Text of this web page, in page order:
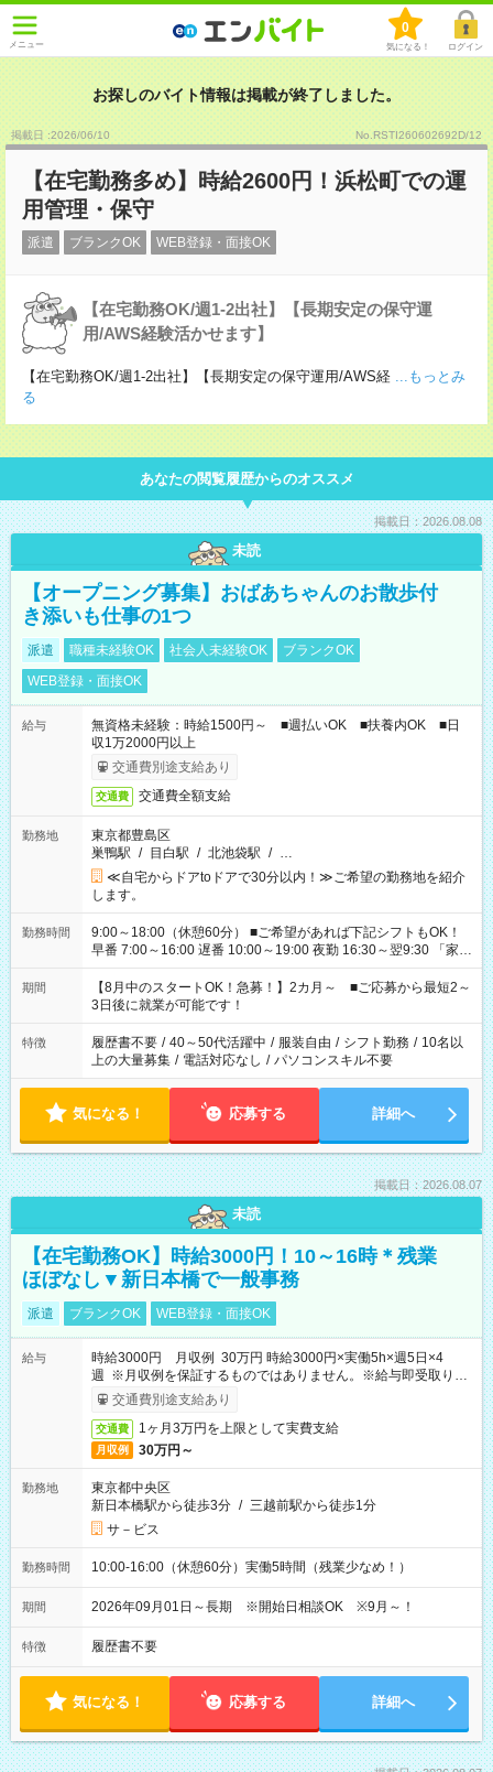
メニュー
0
気になる！ ログイン
お探しのバイト情報は掲載が終了しました。
掲載日 :2026/06/10 No.RSTI260602692D/12
【在宅勤務多め】時給2600円！浜松町での運
用管理・保守
派遣 ブランクOK WEB登録・面接OK
【在宅勤務OK/週1-2出社】【長期安定の保守運
用/AWS経験活かせます】
【在宅勤務OK/週1-2出社】【長期安定の保守運用/AWS経 ...もっとみ
る
あなたの閲覧履歴からのオススメ
掲載日：2026.08.08
未読
【オープニング募集】おばあちゃんのお散歩付
き添いも仕事の1つ
派遣 職種未経験OK 社会人未経験OK
ブランクOK
WEB登録・面接OK
給与
無資格未経験：時給1500円～ ■週払いOK ■扶養内OK ■日
収1万2000円以上
交通費別途支給あり
交通費 交通費全額支給
勤務地
東京都豊島区
巣鴨駅 / 目白駅 / 北池袋駅 / …
≪自宅からドアtoドアで30分以内！≫ご希望の勤務地を紹介
します。
勤務時間
9:00～18:00（休憩60分） ■ご希望があれば下記シフトもOK！
早番 7:00～16:00 遅番 10:00～19:00 夜勤 16:30～翌9:30 「家族
と休みを合わせたい」 「余裕を持って夕飯の準備がしたい」
「できれば残業はしたくない」 など、ご希望を教えてください
ね。 ※Wワーク希望の方へ 今ご覧のお仕事で希望する勤務時間
と、もう1つのお仕事の勤務時間。 合計で週40時間を超える場
合は応募できません。
期間
【8月中のスタートOK！急募！】2カ月～ ■ご応募から最短2～
3日後に就業が可能です！
特徴 履歴書不要 / 40～50代活躍中 / 服装自由 / シフト勤務 / 10名以
上の大量募集 / 電話対応なし / パソコンスキル不要
気になる！ 応募する 詳細へ
掲載日：2026.08.07
未読
【在宅勤務OK】時給3000円！10～16時＊残業
ほぼなし▼新日本橋で一般事務
派遣 ブランクOK WEB登録・面接OK
給与
時給3000円 月収例 30万円 時給3000円×実働5h×週5日×4
週 ※月収例を保証するものではありません。※給与即受取りサ
ービス利用可（利用条件有）
交通費別途支給あり
交通費 1ヶ月3万円を上限として実費支給
月収例 30万円～
勤務地
東京都中央区
新日本橋駅から徒歩3分 / 三越前駅から徒歩1分
サ－ビス
勤務時間 10:00-16:00（休憩60分）実働5時間（残業少なめ！）
期間 2026年09月01日～長期 ※開始日相談OK ※9月～！
特徴 履歴書不要
気になる！ 応募する 詳細へ